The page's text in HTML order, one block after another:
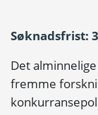
Søknadsfrist:
Det
fremme